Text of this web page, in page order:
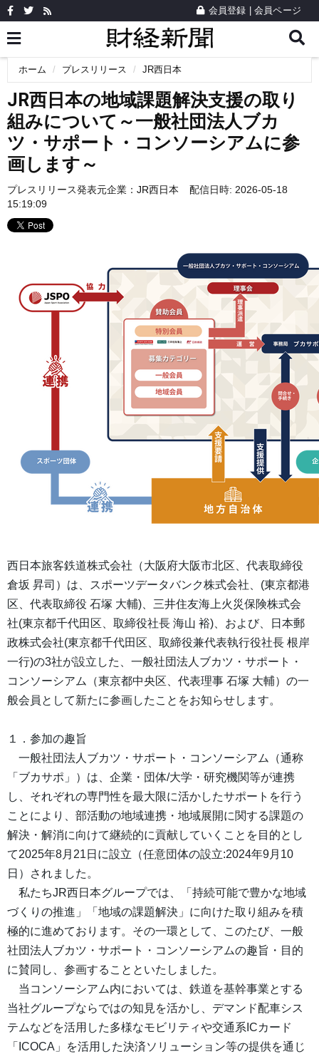
会員登録 会員ページ
ホーム プレスリリース JR西日本
JR西日本の地域課題解決支援の取り
組みについて～一般社団法人ブカ
ツ・サポート・コンソーシアムに参
画します～
プレスリリース発表元企業： JR西日本
配信日時: 2026-05-18
15:19:09
西日本旅客鉄道株式会社（大阪府大阪市北区、代表取締役
倉坂 昇司）は、スポーツデータバンク株式会社、(東京都港
区、代表取締役 石塚 大輔)、三井住友海上火災保険株式会
社(東京都千代田区、取締役社長 海山 裕)、および、日本郵
政株式会社(東京都千代田区、取締役兼代表執行役社長 根岸
一行)の3社が設立した、一般社団法人ブカツ・サポート・
コンソーシアム（東京都中央区、代表理事 石塚 大輔）の一
般会員として新たに参画したことをお知らせします。
１．参加の趣旨
一般社団法人ブカツ・サポート・コンソーシアム（通称
「ブカサポ」）は、企業・団体/大学・研究機関等が連携
し、それぞれの専門性を最大限に活かしたサポートを行う
ことにより、部活動の地域連携・地域展開に関する課題の
解決・解消に向けて継続的に貢献していくことを目的とし
て2025年8月21日に設立（任意団体の設立:2024年9月10
日）されました。
私たちJR西日本グループでは、「持続可能で豊かな地域
づくりの推進」「地域の課題解決」に向けた取り組みを積
極的に進めております。その一環として、このたび、一般
社団法人ブカツ・サポート・コンソーシアムの趣旨・目的
に賛同し、参画することといたしました。
当コンソーシアム内においては、鉄道を基幹事業とする
当社グループならではの知見を活かし、デマンド配車シス
テムなどを活用した多様なモビリティや交通系ICカード
「ICOCA」を活用した決済ソリューション等の提供を通じ